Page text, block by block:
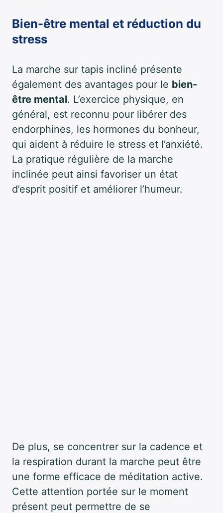
Bien-être mental et réduction du
stress
La marche sur tapis incliné présente
également des avantages pour le bien-
être mental. L’exercice physique, en
général, est reconnu pour libérer des
endorphines, les hormones du bonheur,
qui aident à réduire le stress et l’anxiété.
La pratique régulière de la marche
inclinée peut ainsi favoriser un état
d’esprit positif et améliorer l’humeur.
De plus, se concentrer sur la cadence et
la respiration durant la marche peut être
une forme efficace de méditation active.
Cette attention portée sur le moment
présent peut permettre de se